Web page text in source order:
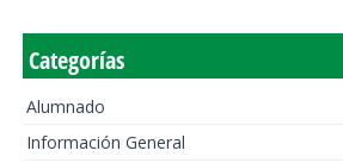
Categorías
Alumnado
Información General